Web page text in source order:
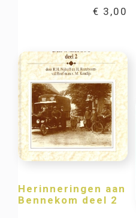
€ 3,00
Herinneringen aan
Bennekom deel 2